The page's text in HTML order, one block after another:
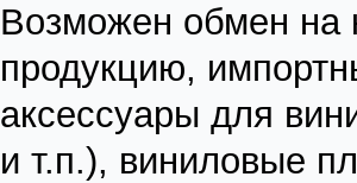
Возможен обмен на
продукцию,
аксессуары для
и т.п.), виниловые